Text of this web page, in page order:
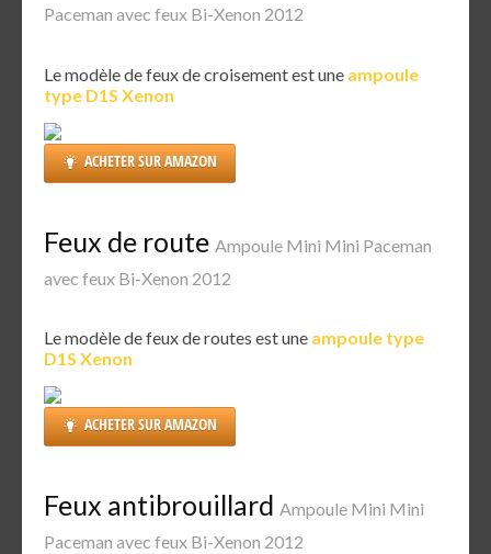
Paceman avec feux Bi-Xenon 2012
Le modèle de feux de croisement est une ampoule
type D1S Xenon
ACHETER SUR AMAZON
Feux de route Ampoule Mini Mini Paceman
avec feux Bi-Xenon 2012
Le modèle de feux de routes est une ampoule type
D1S Xenon
ACHETER SUR AMAZON
Feux antibrouillard Ampoule Mini Mini
Paceman avec feux Bi-Xenon 2012